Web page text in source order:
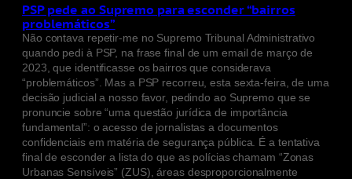
PSP pede ao Supremo para esconder “bairros
problemáticos”
Não contava repetir-me no Supremo Tribunal Administrativo
quando pedi à PSP, na frase final de um email de março de
2023, que identificasse os bairros que considerava
“problemáticos”. Mas a PSP recorreu, esta sexta-feira, de uma
decisão judicial a nosso favor, pedindo ao Supremo que se
pronuncie sobre “uma questão jurídica de importância
fundamental”: o acesso de jornalistas a documentos
confidenciais em matéria de segurança pública. É a tentativa
final de esconder a lista do que as polícias chamam “Zonas
Urbanas Sensíveis” (ZUS), áreas desproporcionalmente